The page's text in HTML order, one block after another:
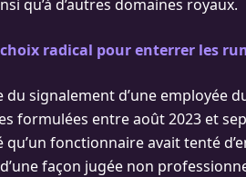
qu’à d’autres domaines royaux.
radical pour enterrer les
signalement d’une employée
formulées entre août 2023 et
fonctionnaire avait tenté
façon jugée non